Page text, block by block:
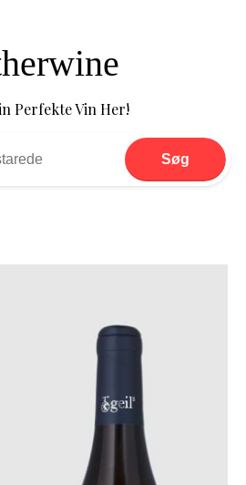
Perfekte Vin Her!
Søg